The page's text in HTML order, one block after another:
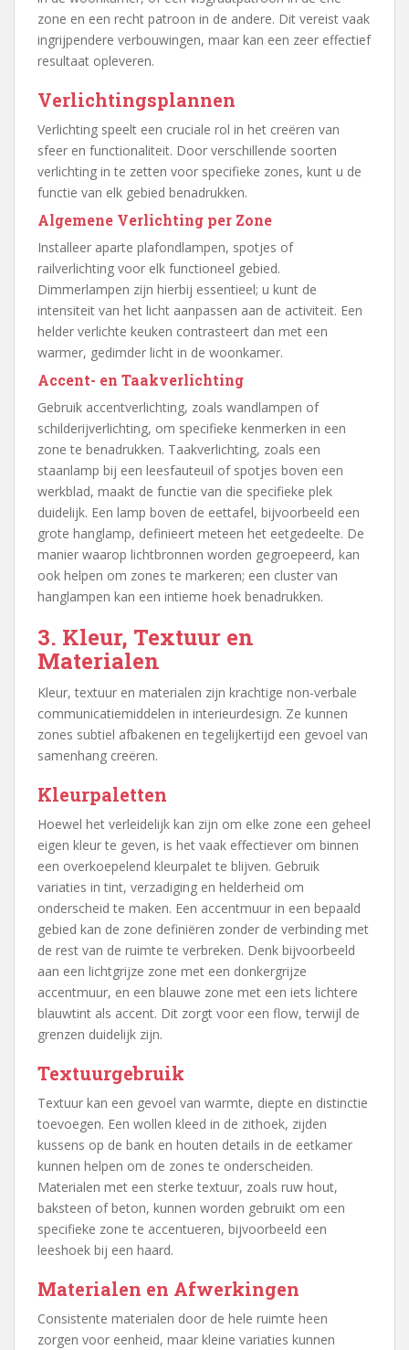
zone en een recht patroon in de andere. Dit vereist vaak
ingrijpendere verbouwingen, maar kan een zeer effectief
resultaat opleveren.
Verlichtingsplannen
Verlichting speelt een cruciale rol in het creëren van
sfeer en functionaliteit. Door verschillende soorten
verlichting in te zetten voor specifieke zones, kunt u de
functie van elk gebied benadrukken.
Algemene Verlichting per Zone
Installeer aparte plafondlampen, spotjes of
railverlichting voor elk functioneel gebied.
Dimmerlampen zijn hierbij essentieel; u kunt de
intensiteit van het licht aanpassen aan de activiteit. Een
helder verlichte keuken contrasteert dan met een
warmer, gedimder licht in de woonkamer.
Accent- en Taakverlichting
Gebruik accentverlichting, zoals wandlampen of
schilderijverlichting, om specifieke kenmerken in een
zone te benadrukken. Taakverlichting, zoals een
staanlamp bij een leesfauteuil of spotjes boven een
werkblad, maakt de functie van die specifieke plek
duidelijk. Een lamp boven de eettafel, bijvoorbeeld een
grote hanglamp, definieert meteen het eetgedeelte. De
manier waarop lichtbronnen worden gegroepeerd, kan
ook helpen om zones te markeren; een cluster van
hanglampen kan een intieme hoek benadrukken.
3. Kleur, Textuur en
Materialen
Kleur, textuur en materialen zijn krachtige non-verbale
communicatiemiddelen in interieurdesign. Ze kunnen
zones subtiel afbakenen en tegelijkertijd een gevoel van
samenhang creëren.
Kleurpaletten
Hoewel het verleidelijk kan zijn om elke zone een geheel
eigen kleur te geven, is het vaak effectiever om binnen
een overkoepelend kleurpalet te blijven. Gebruik
variaties in tint, verzadiging en helderheid om
onderscheid te maken. Een accentmuur in een bepaald
gebied kan de zone definiëren zonder de verbinding met
de rest van de ruimte te verbreken. Denk bijvoorbeeld
aan een lichtgrijze zone met een donkergrijze
accentmuur, en een blauwe zone met een iets lichtere
blauwtint als accent. Dit zorgt voor een flow, terwijl de
grenzen duidelijk zijn.
Textuurgebruik
Textuur kan een gevoel van warmte, diepte en distinctie
toevoegen. Een wollen kleed in de zithoek, zijden
kussens op de bank en houten details in de eetkamer
kunnen helpen om de zones te onderscheiden.
Materialen met een sterke textuur, zoals ruw hout,
baksteen of beton, kunnen worden gebruikt om een
specifieke zone te accentueren, bijvoorbeeld een
leeshoek bij een haard.
Materialen en Afwerkingen
Consistente materialen door de hele ruimte heen
zorgen voor eenheid, maar kleine variaties kunnen